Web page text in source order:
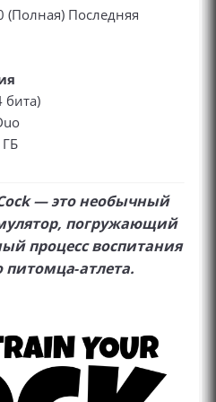
(Полная) Последняя
бита)
— это необычный
погружающий
процесс воспитания
питомца‑атлета.